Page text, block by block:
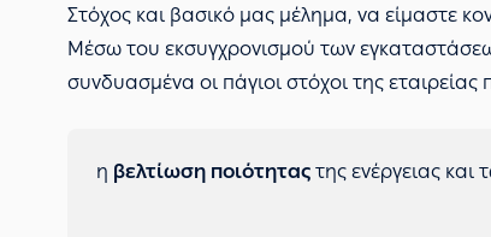
Στόχος και βασικό μας μέλημα, να είμαστε
Μέσω του εκσυγχρονισμού των
συνδυασμένα οι πάγιοι στόχοι της εταιρείας
η βελτίωση ποιότητας της ενέργειας και